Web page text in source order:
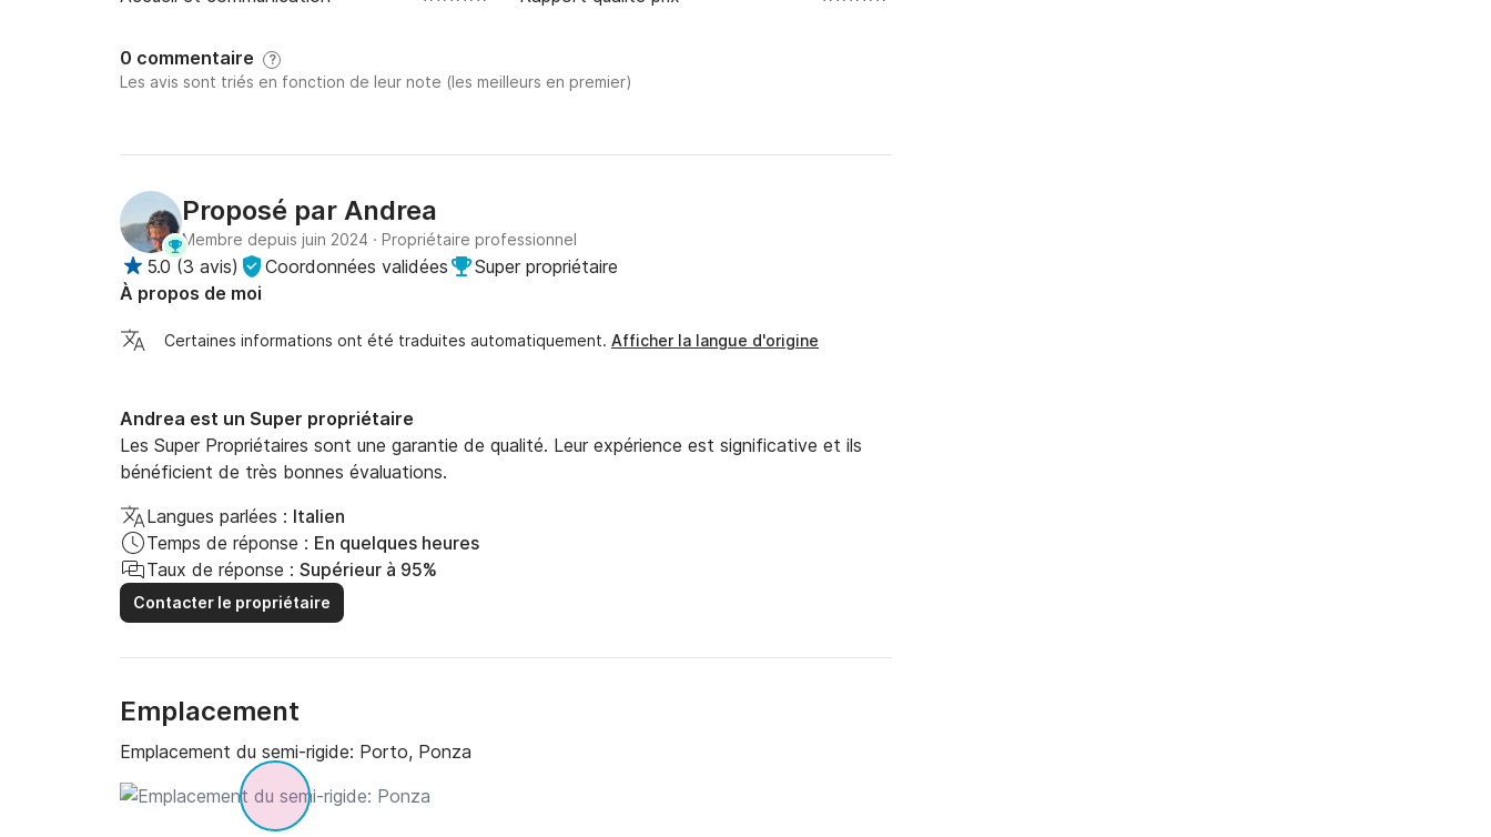
0 commentaire ?
Les avis sont triés en fonction de leur note (les meilleurs en premier)
Proposé par Andrea
Membre depuis juin 2024 · Propriétaire professionnel
5.0 (3 avis) Coordonnées validées
Super propriétaire
À propos de moi
Certaines informations ont été traduites automatiquement. Afficher la langue d'origine
Andrea est un Super propriétaire
Les Super Propriétaires sont une garantie de qualité. Leur expérience est significative et ils
bénéficient de très bonnes évaluations.
Langues parlées : Italien
Temps de réponse : En quelques heures
Taux de réponse : Supérieur à 95%
Contacter le propriétaire
Emplacement
Emplacement du semi-rigide: Porto, Ponza